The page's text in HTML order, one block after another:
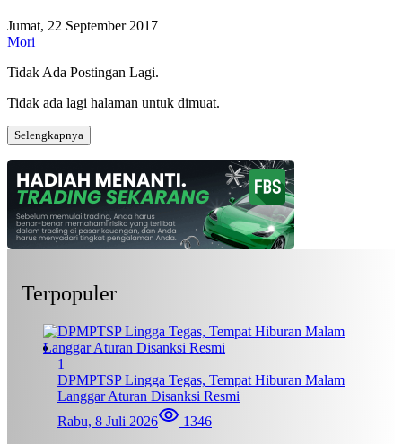
Jumat, 22 September 2017
Mori
Tidak Ada Postingan Lagi.
Tidak ada lagi halaman untuk dimuat.
Selengkapnya
Terpopuler
1
DPMPTSP Lingga Tegas, Tempat Hiburan Malam
Langgar Aturan Disanksi Resmi
Rabu, 8 Juli 2026
1346